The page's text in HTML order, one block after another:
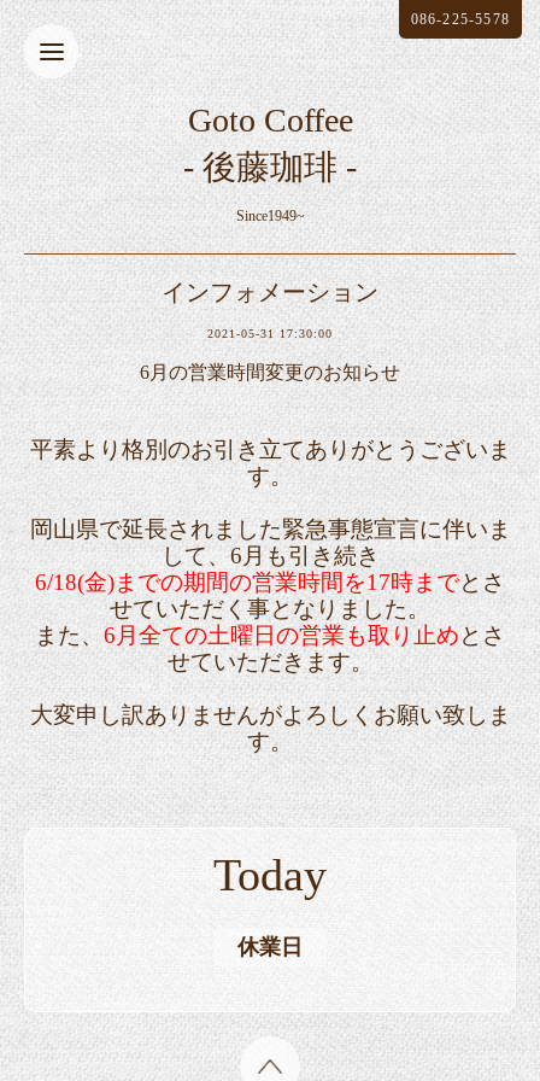
Goto Coffee
- 後藤珈琲 -
Since1949~
086-225-5578
インフォメーション
2021-05-31 17:30:00
6月の営業時間変更のお知らせ
平素より格別のお引き立てありがとうございま
す。
岡山県で延長されました緊急事態宣言に伴いま
して、6月も引き続き
6/18(金)までの期間の営業時間を17時までとさ
せていただく事となりました。
また、 6月全ての土曜日の営業も取り止めとさ
せていただきます。
大変申し訳ありませんがよろしくお願い致しま
す。
Today
休業日